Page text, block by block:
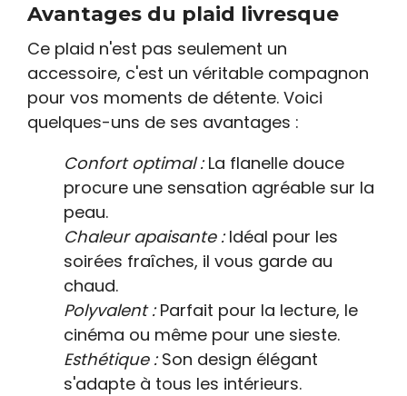
Avantages du plaid livresque
Ce plaid n'est pas seulement un
accessoire, c'est un véritable compagnon
pour vos moments de détente. Voici
quelques-uns de ses avantages :
Confort optimal :La flanelle douce
procure une sensation agréable sur la
peau.
Chaleur apaisante :Idéal pour les
soirées fraîches, il vous garde au
chaud.
Polyvalent :Parfait pour la lecture, le
cinéma ou même pour une sieste.
Esthétique :Son design élégant
s'adapte à tous les intérieurs.